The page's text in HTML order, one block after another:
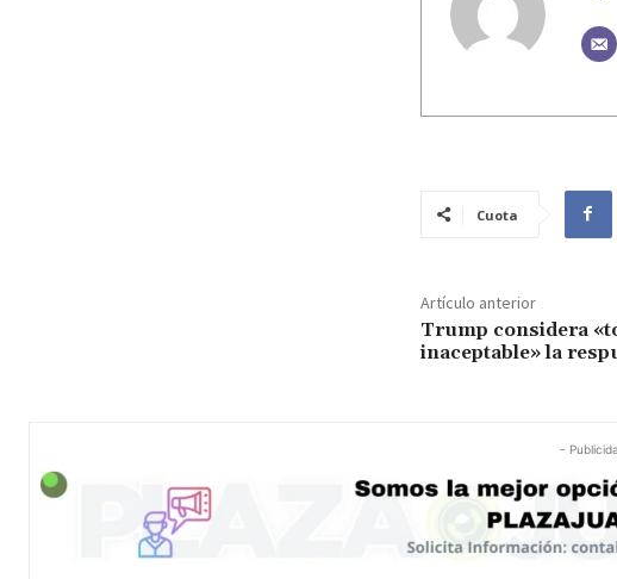
Cuota
Artículo anterior
Trump considera
inaceptable» la
-